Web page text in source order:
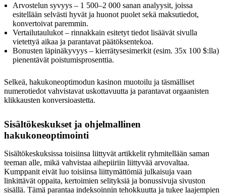
Arvostelun syvyys – 1 500–2 000 sanan analyysit, joissa
esitellään selvästi hyvät ja huonot puolet sekä maksutiedot,
konvertoivat paremmin.
Vertailutaulukot – rinnakkain esitetyt tiedot lisäävät sivulla
vietettyä aikaa ja parantavat päätöksentekoa.
Bonusten läpinäkyvyys – kierrätysesimerkit (esim. 35x 100 $:lla)
pienentävät poistumisprosenttia.
Selkeä, hakukoneoptimodun kasinon muotoilu ja täsmälliset
numerotiedot vahvistavat uskottavuutta ja parantavat orgaanisten
klikkausten konversioastetta.
Sisältökeskukset ja ohjelmallinen
hakukoneoptimointi
Sisältökeskuksissa toisiinsa liittyvät artikkelit ryhmitellään saman
teeman alle, mikä vahvistaa aihepiiriin liittyvää arvovaltaa.
Kumppanit eivät luo toisiinsa liittymättömiä julkaisuja vaan
linkittävät oppaita, kertoimien selityksiä ja bonussivuja sivuston
sisällä. Tämä parantaa indeksoinnin tehokkuutta ja tukee laajempien